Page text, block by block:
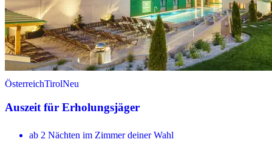
ÖsterreichTirolNeu
Auszeit für Erholungsjäger
ab 2 Nächten im Zimmer deiner Wahl